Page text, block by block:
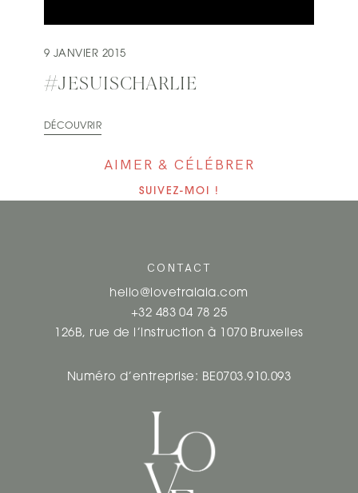
9 JANVIER 2015
#JESUISCHARLIE
DÉCOUVRIR
AIMER & CÉLÉBRER
SUIVEZ-MOI !
CONTACT
hello@lovetralala.com
+32 483 04 78 25
126B, rue de l’instruction à 1070 Bruxelles
Numéro d’entreprise: BE0703.910.093